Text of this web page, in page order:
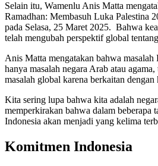
Selain itu, Wamenlu Anis Matta
Ramadhan: Membasuh Luka Palestina
pada Selasa, 25 Maret 2025. Bahwa
telah mengubah perspektif global
Anis Matta mengatakan bahwa masalah
hanya masalah negara Arab atau
masalah global karena berkaitan dengan
Kita sering lupa bahwa kita adalah
memperkirakan bahwa dalam beberapa
Indonesia akan menjadi yang kelima
Komitmen Indonesia